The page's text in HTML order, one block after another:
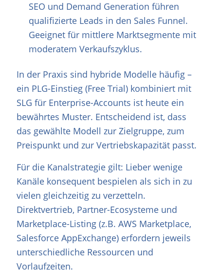
SEO und Demand Generation führen
qualifizierte Leads in den Sales Funnel.
Geeignet für mittlere Marktsegmente mit
moderatem Verkaufszyklus.
In der Praxis sind hybride Modelle häufig –
ein PLG-Einstieg (Free Trial) kombiniert mit
SLG für Enterprise-Accounts ist heute ein
bewährtes Muster. Entscheidend ist, dass
das gewählte Modell zur Zielgruppe, zum
Preispunkt und zur Vertriebskapazität passt.
Für die Kanalstrategie gilt: Lieber wenige
Kanäle konsequent bespielen als sich in zu
vielen gleichzeitig zu verzetteln.
Direktvertrieb, Partner-Ecosysteme und
Marketplace-Listing (z.B. AWS Marketplace,
Salesforce AppExchange) erfordern jeweils
unterschiedliche Ressourcen und
Vorlaufzeiten.